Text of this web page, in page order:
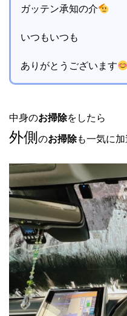
ガッテン承知の介
いつもいつも
ありがとうございます
中身のお掃除をしたら
外側のお掃除も一気に加